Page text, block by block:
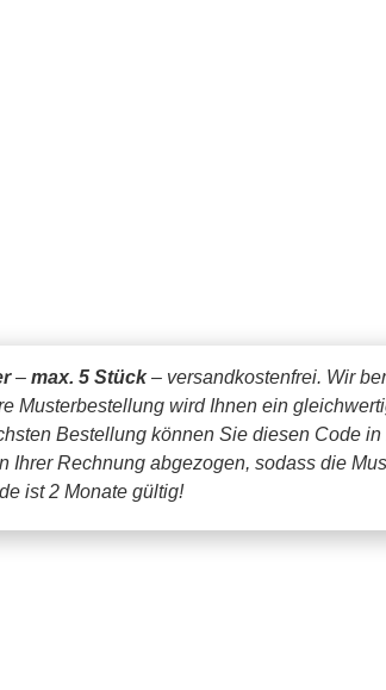
– max. 5 Stück– versandkostenfrei. Wir
Musterbestellung wird Ihnen ein
Bestellung können Sie diesen Code in
Ihrer Rechnung abgezogen, sodass die
ist 2 Monate gültig!